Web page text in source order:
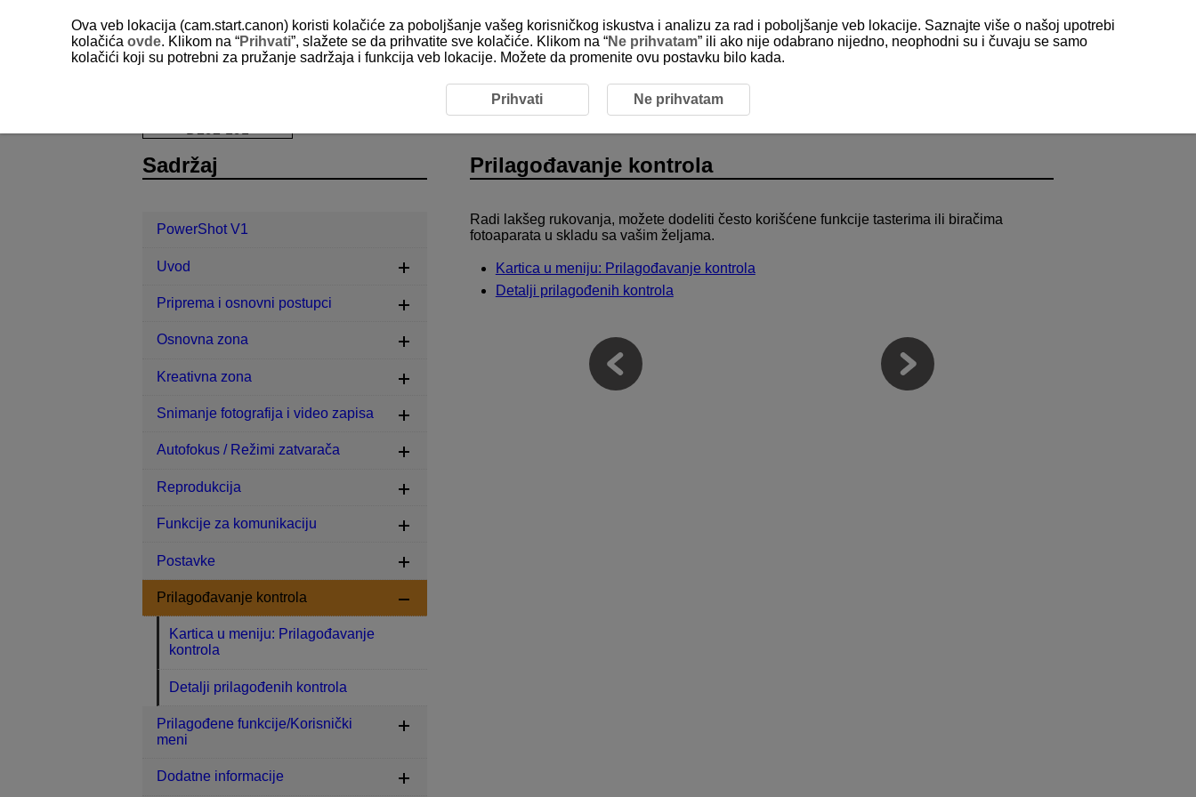
Prilagođavanje kontrola
Radi lakšeg rukovanja, možete dodeliti često korišćene funkcije tasterima ili biračima
fotoaparata u skladu sa vašim željama.
Kartica u meniju: Prilagođavanje kontrola
Detalji prilagođenih kontrola
Sadržaj
PowerShot V1
Uvod
Priprema i osnovni postupci
Osnovna zona
Kreativna zona
Snimanje fotografija i video zapisa
Autofokus / Režimi zatvarača
Reprodukcija
Funkcije za komunikaciju
Postavke
Prilagođavanje kontrola
Kartica u meniju: Prilagođavanje
kontrola
Detalji prilagođenih kontrola
Prilagođene funkcije/Korisnički
meni
Dodatne informacije
Ova veb lokacija (cam.start.canon) koristi kolačiće za poboljšanje vašeg korisničkog iskustva i analizu za rad i poboljšanje veb lokacije. Saznajte više o našoj upotrebi
kolačića ovde. Klikom na “Prihvati”, slažete se da prihvatite sve kolačiće. Klikom na “Ne prihvatam” ili ako nije odabrano nijedno, neophodni su i čuvaju se samo
kolačići koji su potrebni za pružanje sadržaja i funkcija veb lokacije. Možete da promenite ovu postavku bilo kada.
Prihvati Ne prihvatam